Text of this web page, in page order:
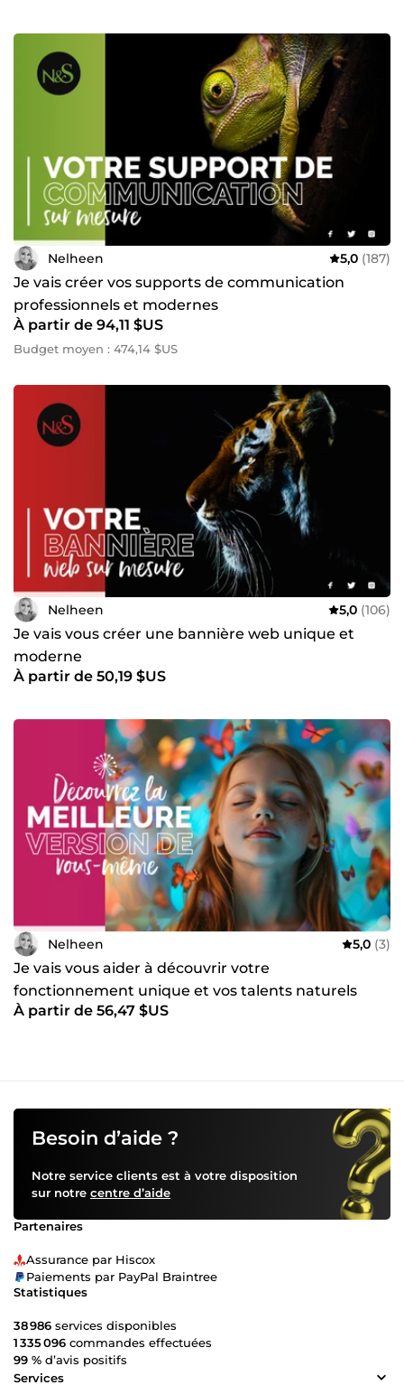
Nelheen 5,0 (187)
Je vais créer vos supports de communication
professionnels et modernes
À partir de 94,11 $US
Budget moyen : 474,14 $US
Nelheen 5,0 (106)
Je vais vous créer une bannière web unique et
moderne
À partir de 50,19 $US
Nelheen 5,0 (3)
Je vais vous aider à découvrir votre
fonctionnement unique et vos talents naturels
grâce au Design Humain
À partir de 56,47 $US
Besoin d’aide ?
Notre service clients est à votre disposition
sur notre centre d’aide
Partenaires
Assurance par Hiscox
Paiements par PayPal Braintree
Statistiques
38 986 services disponibles
1 335 096 commandes effectuées
99 % d’avis positifs
Services